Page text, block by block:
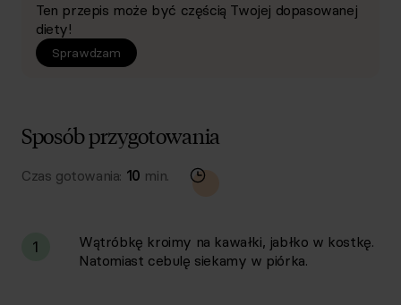
Ten przepis może być częścią Twojej dopasowanej
diety!
Sprawdzam
Sposób przygotowania
Czas gotowania: 10 min.
1
Wątróbkę kroimy na kawałki, jabłko w kostkę.
Natomiast cebulę siekamy w piórka.